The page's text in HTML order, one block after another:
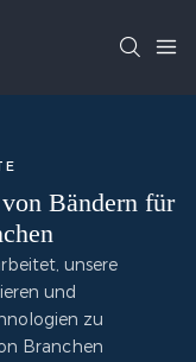
Bändern für
unsere
und
zu
Branchen